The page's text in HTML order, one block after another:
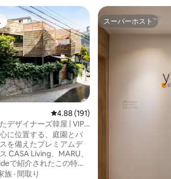
星の平均評価
レビュー191件、5つ星中4.88つ星の
4.88 (191)
デザイナーズ韓屋 | VIP
ジュ
に位置する、庭園とバ
を備えたプレミアムデ
、
で紹介されたこの特別
のデザインスタジオ
族 · 間取り
スーパーホスト
スーパーホスト